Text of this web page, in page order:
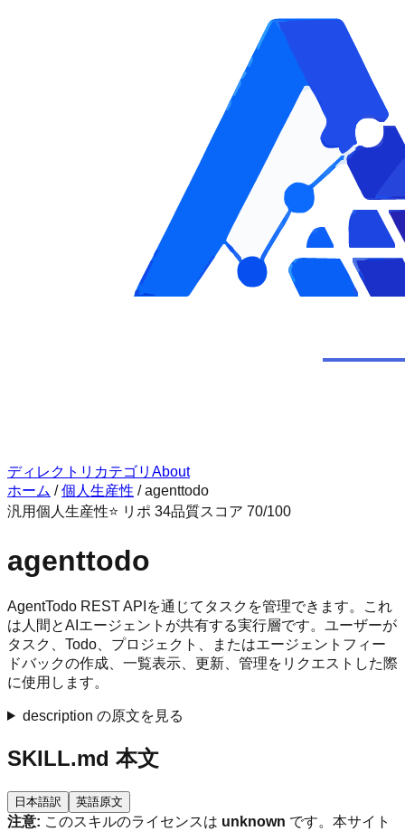
ディレクトリ カテゴリ About
ホーム / 個人生産性 /agenttodo
汎用個人生産性⭐ リポ 34品質スコア 70/100
agenttodo
AgentTodo REST APIを通じてタスクを管理できます。これ
は人間とAIエージェントが共有する実行層です。ユーザーが
タスク、Todo、プロジェクト、またはエージェントフィー
ドバックの作成、一覧表示、更新、管理をリクエストした際
に使用します。
description の原文を見る
SKILL.md 本文
日本語訳 英語原文
注意: このスキルのライセンスは unknown です。本サイト